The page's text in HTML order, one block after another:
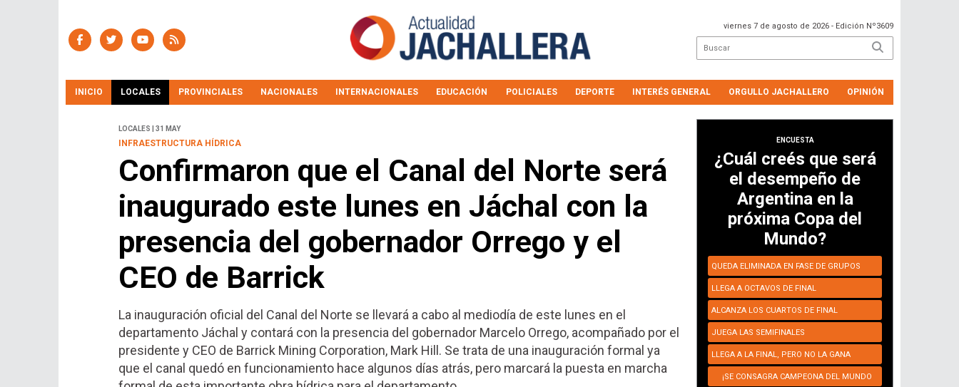
viernes 7 de agosto de 2026 - Edición Nº3609
INICIO LOCALES PROVINCIALES NACIONALES INTERNACIONALES EDUCACIÓN POLICIALES DEPORTE INTERÉS GENERAL ORGULLO JACHALLERO OPINIÓN
LOCALES | 31 MAY
INFRAESTRUCTURA HÍDRICA
Confirmaron que el Canal del Norte será
inaugurado este lunes en Jáchal con la
presencia del gobernador Orrego y el
CEO de Barrick
La inauguración oficial del Canal del Norte se llevará a cabo al mediodía de este lunes en el
departamento Jáchal y contará con la presencia del gobernador Marcelo Orrego, acompañado por el
presidente y CEO de Barrick Mining Corporation, Mark Hill. Se trata de una inauguración formal ya
que el canal quedó en funcionamiento hace algunos días atrás, pero marcará la puesta en marcha
ENCUESTA
¿Cuál creés que será
el desempeño de
Argentina en la
próxima Copa del
Mundo?
QUEDA ELIMINADA EN FASE DE GRUPOS
LLEGA A OCTAVOS DE FINAL
ALCANZA LOS CUARTOS DE FINAL
JUEGA LAS SEMIFINALES
LLEGA A LA FINAL, PERO NO LA GANA
¡SE CONSAGRA CAMPEONA DEL MUNDO